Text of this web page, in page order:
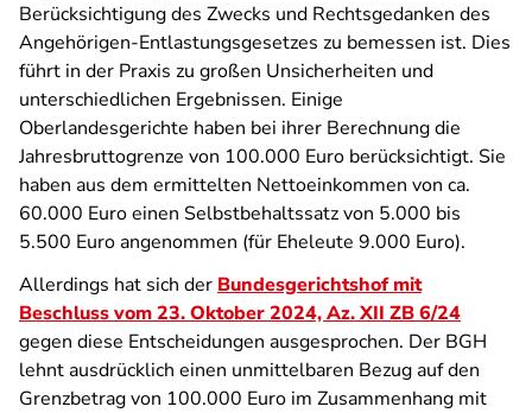
Berücksichtigung des Zwecks und Rechtsgedanken des
Angehörigen-Entlastungsgesetzes zu bemessen ist. Dies
führt in der Praxis zu großen Unsicherheiten und
unterschiedlichen Ergebnissen. Einige
Oberlandesgerichte haben bei ihrer Berechnung die
Jahresbruttogrenze von 100.000 Euro berücksichtigt. Sie
haben aus dem ermittelten Nettoeinkommen von ca.
60.000 Euro einen Selbstbehaltssatz von 5.000 bis
5.500 Euro angenommen (für Eheleute 9.000 Euro).
Allerdings hat sich der Bundesgerichtshof mit
Beschluss vom 23. Oktober 2024, Az. XII ZB 6/24
gegen diese Entscheidungen ausgesprochen. Der BGH
lehnt ausdrücklich einen unmittelbaren Bezug auf den
Grenzbetrag von 100.000 Euro im Zusammenhang mit